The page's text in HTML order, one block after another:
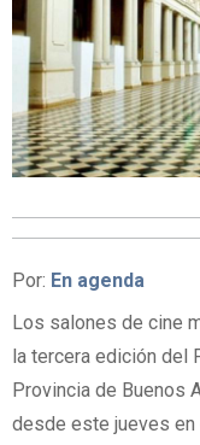
Por: En agenda
Los salones de cine
la tercera edición del
Provincia de Buenos
desde este jueves en